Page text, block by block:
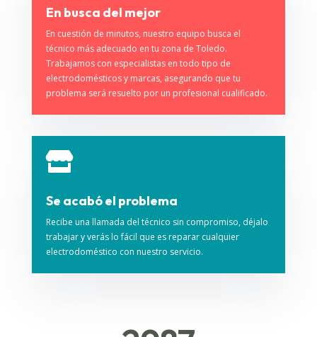
En busca del mejor
En cuestión de minutos, nuestro equipo busca el
técnico más adecuado en tu zona de Toledo.
Trabajamos con especialistas en todo tipo de
electrodomésticos y marcas, asegurando que tu
problema será resuelto por un profesional cualificado.

Se acabó el problema
Recibe una llamada del técnico sin compromiso, déjalo
trabajar y verás lo fácil que es reparar cualquier
electrodoméstico con nuestro servicio.